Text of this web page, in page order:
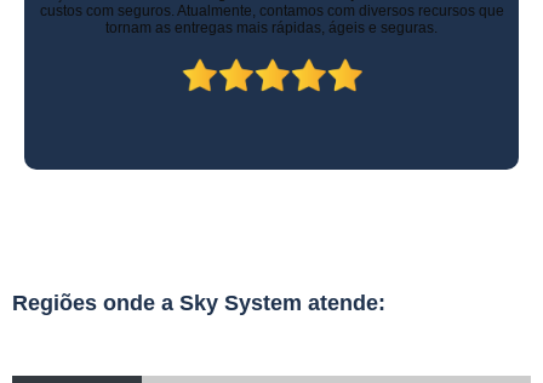
custos com seguros. Atualmente, contamos com diversos recursos que
tornam as entregas mais rápidas, ágeis e seguras.
Regiões onde a Sky System atende: